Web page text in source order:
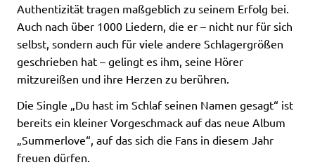
Authentizität tragen maßgeblich zu seinem Erfolg bei.
Auch nach über 1000 Liedern, die er – nicht nur für sich
selbst, sondern auch für viele andere Schlagergrößen
geschrieben hat – gelingt es ihm, seine Hörer
mitzureißen und ihre Herzen zu berühren.
Die Single „Du hast im Schlaf seinen Namen gesagt“ ist
bereits ein kleiner Vorgeschmack auf das neue Album
„Summerlove“, auf das sich die Fans in diesem Jahr
freuen dürfen.